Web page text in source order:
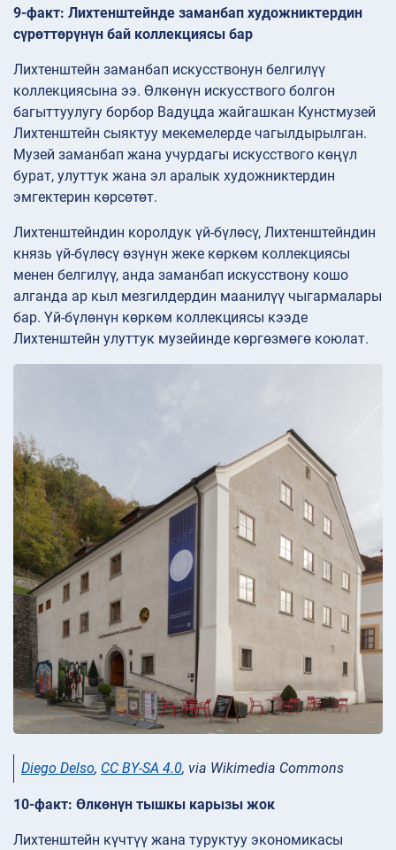
9-факт: Лихтенштейнде заманбап художниктердин
сүрөттөрүнүн бай коллекциясы бар
Лихтенштейн заманбап искусствонун белгилүү
коллекциясына ээ. Өлкөнүн искусствого болгон
багыттуулугу борбор Вадуцда жайгашкан Кунстмузей
Лихтенштейн сыяктуу мекемелерде чагылдырылган.
Музей заманбап жана учурдагы искусствого көңүл
бурат, улуттук жана эл аралык художниктердин
эмгектерин көрсөтөт.
Лихтенштейндин королдук үй-бүлөсү, Лихтенштейндин
князь үй-бүлөсү өзүнүн жеке көркөм коллекциясы
менен белгилүү, анда заманбап искусствону кошо
алганда ар кыл мезгилдердин маанилүү чыгармалары
бар. Үй-бүлөнүн көркөм коллекциясы кээде
Лихтенштейн улуттук музейинде көргөзмөгө коюлат.
Diego Delso, CC BY-SA 4.0, via Wikimedia Commons
10-факт: Өлкөнүн тышкы карызы жок
Лихтенштейн күчтүү жана туруктуу экономикасы